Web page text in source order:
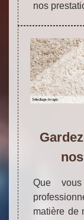
nos
Que
matière de